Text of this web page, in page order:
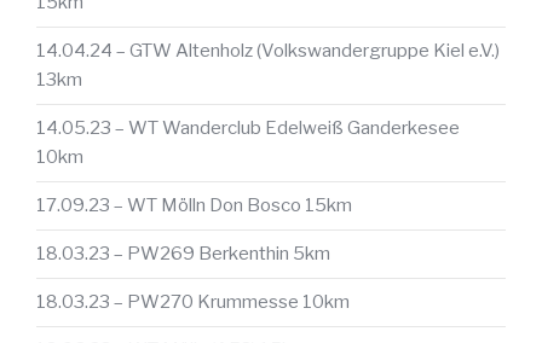
14.04.24 – GTW Altenholz (Volkswandergruppe Kiel e.V.)
13km
14.05.23 – WT Wanderclub Edelweiß Ganderkesee
10km
17.09.23 – WT Mölln Don Bosco 15km
18.03.23 – PW269 Berkenthin 5km
18.03.23 – PW270 Krummesse 10km